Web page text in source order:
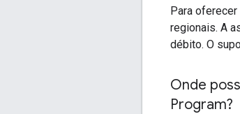
Para
regionais. A
débito. O
Onde
Program?